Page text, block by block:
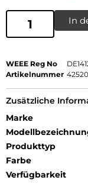
In
WEEE Reg No
Artikelnummer
Zusätzliche
Marke
Produkttyp
Farbe
Verfügbarkeit